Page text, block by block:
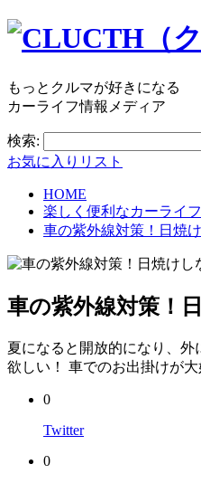
もっとクルマが好きになる
カーライフ情報メディア
検索:
お気に入りリスト
HOME
楽しく便利なカーライフ
車の紫外線対策！日焼
車の紫外線対策！
夏になると開放的になり、
欲しい！ 車でのお出掛けが
0
Twitter
0